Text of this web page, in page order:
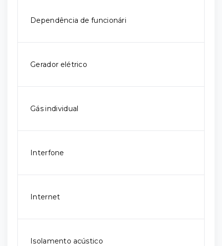
Dependência de funcionári
Gerador elétrico
Gás individual
Interfone
Internet
Isolamento acústico